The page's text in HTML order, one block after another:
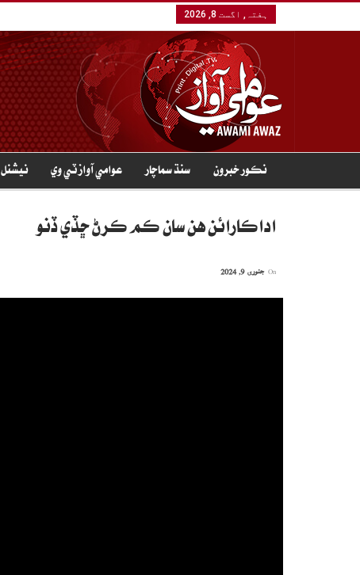
ہفتہ, اگست 8, 2026
نڪور خبرون سنڌ سماچار عوامي آواز ٽي وي نيشنل
اداڪارائن هن سان ڪم ڪرڻ ڇڏي ڏنو